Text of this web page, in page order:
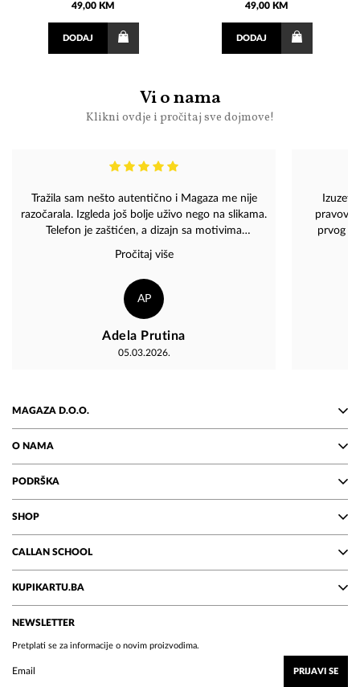
49,00 KM
DODAJ
49,00 KM
DODAJ
Vi o nama
Klikni ovdje i pročitaj sve dojmove!
Tražila sam nešto autentično i Magaza me nije
razočarala. Izgleda još bolje uživo nego na slikama.
Telefon je zaštićen, a dizajn sa motivima
Merlinovih pjesama privlači pažnju gdje god se
pojavim. Svaka čast ekipi na trudu! Tople
preporuke
Pročitaj više
AP
Adela Prutina
05.03.2026.
prvog
MAGAZA D.O.O.
O NAMA
PODRŠKA
SHOP
CALLAN SCHOOL
KUPIKARTU.BA
NEWSLETTER
Pretplati se za informacije o novim proizvodima.
PRIJAVI SE